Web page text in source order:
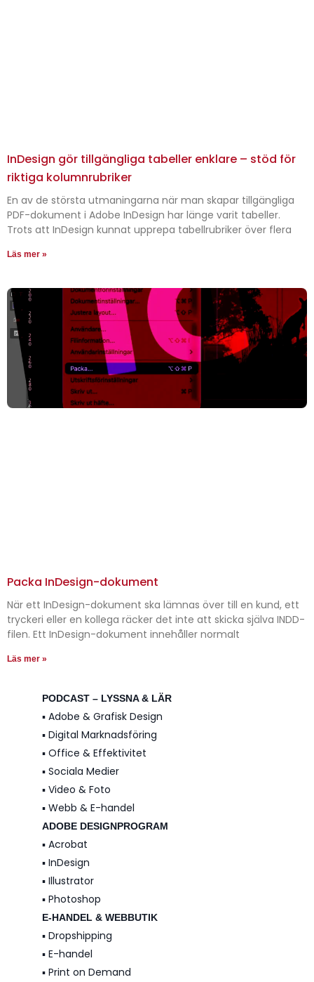
PODCAST – LYSSNA & LÄR
▪️ Adobe & Grafisk Design
▪️ Digital Marknadsföring
▪️ Office & Effektivitet
▪️ Sociala Medier
▪️ Video & Foto
▪️ Webb & E-handel
ADOBE DESIGNPROGRAM
▪️ Acrobat
▪️ InDesign
▪️ Illustrator
▪️ Photoshop
E-HANDEL & WEBBUTIK
▪️ Dropshipping
▪️ E-handel
▪️ Print on Demand
InDesign gör tillgängliga tabeller enklare – stöd för
riktiga kolumnrubriker
En av de största utmaningarna när man skapar tillgängliga
PDF-dokument i Adobe InDesign har länge varit tabeller.
Trots att InDesign kunnat upprepa tabellrubriker över flera
Läs mer »
Packa InDesign-dokument
När ett InDesign-dokument ska lämnas över till en kund, ett
tryckeri eller en kollega räcker det inte att skicka själva INDD-
filen. Ett InDesign-dokument innehåller normalt
Läs mer »